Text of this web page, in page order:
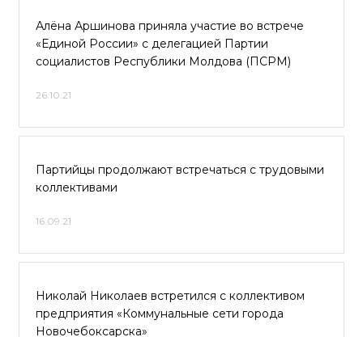
Алёна Аршинова приняла участие во встрече
«Единой России» с делегацией Партии
социалистов Республики Молдова (ПСРМ)
26.10.21
Партийцы продолжают встречаться с трудовыми
коллективами
16.09.21
Николай Николаев встретился с коллективом
предприятия «Коммунальные сети города
Новочебоксарска»